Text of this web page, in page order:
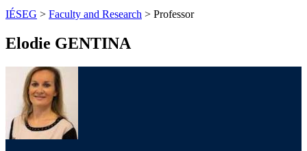
IÉSEG > Faculty and Research > Professor
Elodie GENTINA